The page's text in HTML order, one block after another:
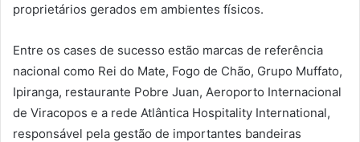
proprietários gerados em ambientes físicos.
Entre os cases de sucesso estão marcas de referência
nacional como Rei do Mate, Fogo de Chão, Grupo Muffato,
Ipiranga, restaurante Pobre Juan, Aeroporto Internacional
de Viracopos e a rede Atlântica Hospitality International,
responsável pela gestão de importantes bandeiras